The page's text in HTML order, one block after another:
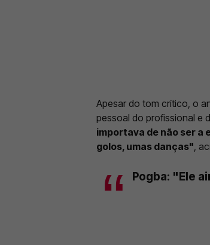
Apesar do tom crítico, o
pessoal do profissional e
importava de não ser a
golos, umas danças" ,
Pogba: "Ele